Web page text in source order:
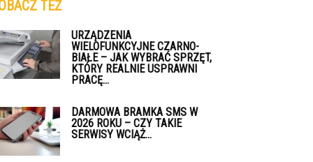
TEŻ
URZĄDZENIA
WIELOFUNKCYJNE CZARNO-
BIAŁE – JAK WYBRAĆ SPRZĘT,
KTÓRY REALNIE USPRAWNI
PRACĘ...
DARMOWA BRAMKA SMS W
2026 ROKU – CZY TAKIE
SERWISY WCIĄŻ...